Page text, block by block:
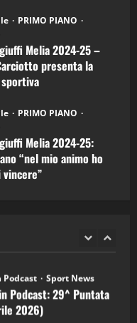
PRIMO PIANO
Melia 2024-25 –
presenta la
PRIMO PIANO
Melia 2024-25:
“nel mio animo ho
Podcast: 26^ Puntata
2026)
Podcast: 30^ Puntata
2026)
Podcast: 28^ Puntata
2026)